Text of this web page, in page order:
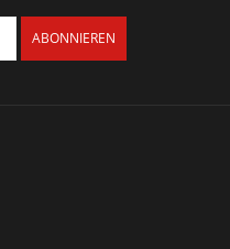
ABONNIEREN